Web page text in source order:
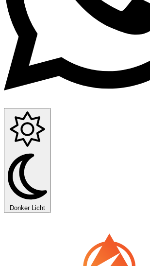
Donker Licht